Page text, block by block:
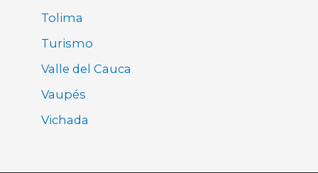
Tolima
Turismo
Valle del Cauca
Vaupés
Vichada